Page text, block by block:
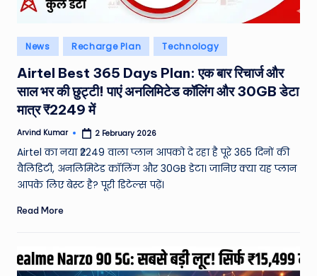
Posted
in
News Recharge Plan Technology
Airtel Best 365 Days Plan: एक बार रिचार्ज और
साल भर की छुट्टी! पाएं अनलिमिटेड कॉलिंग और 30GB डेटा
मात्र ₹2249 में
Posted
Arvind Kumar 2 February 2026
Airtel का नया ₹2249 वाला प्लान आपको दे रहा है पूरे 365 दिनों की
वैलिडिटी, अनलिमिटेड कॉलिंग और 30GB डेटा। जानिए क्या यह प्लान
आपके लिए बेस्ट है? पूरी डिटेल्स पढ़ें।
Read More